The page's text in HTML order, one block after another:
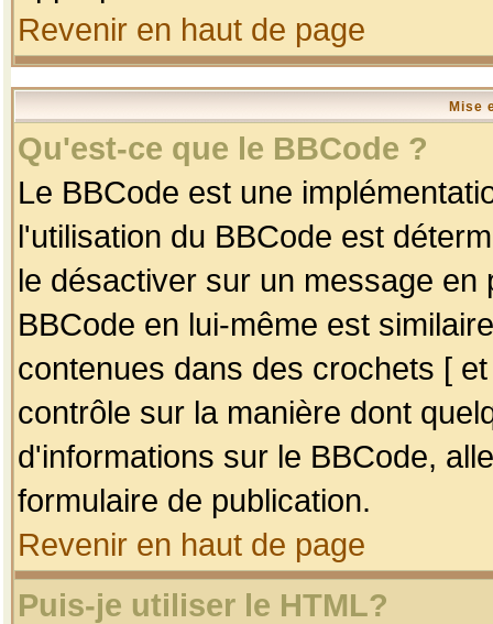
Revenir en haut de page
Mise
Qu'est-ce que le BBCode ?
Le BBCode est une
l'utilisation du BBCode est
le désactiver sur un message
BBCode en lui-même est
contenues dans des crochets [
contrôle sur la manière dont
d'informations sur le BBCode,
formulaire de publication.
Revenir en haut de page
Puis-je utiliser le HTML?